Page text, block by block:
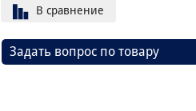
В сравнение
Задать вопрос по товару